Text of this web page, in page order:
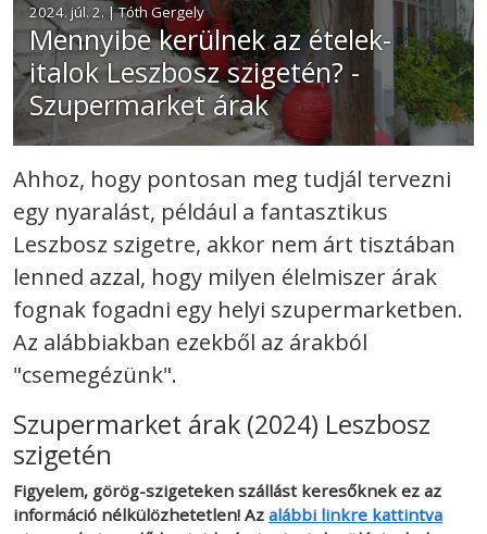
2024. júl. 2. | Tóth Gergely
Mennyibe kerülnek az ételek-
italok Leszbosz szigetén? -
Szupermarket árak
Ahhoz, hogy pontosan meg tudjál tervezni
egy nyaralást, például a fantasztikus
Leszbosz szigetre, akkor nem árt tisztában
lenned azzal, hogy milyen élelmiszer árak
fognak fogadni egy helyi szupermarketben.
Az alábbiakban ezekből az árakból
"csemegézünk".
Szupermarket árak (2024) Leszbosz
szigetén
Figyelem, görög-szigeteken szállást keresőknek ez az
információ nélkülözhetetlen! Az alábbi linkre kattintva